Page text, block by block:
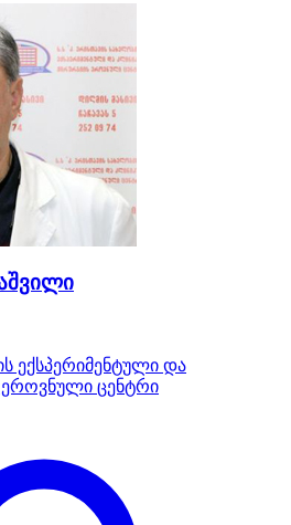
ექსპერიმენტული და
ეროვნული ცენტრი